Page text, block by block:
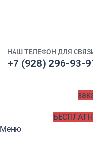
НАШ ТЕЛЕФОН ДЛЯ
+7 (928) 296-93-
Меню